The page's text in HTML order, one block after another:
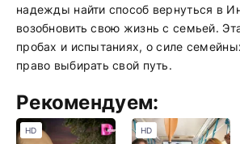
надежды найти способ вернуться в
возобновить свою жизнь с семьей.
пробах и испытаниях, о силе
право выбирать свой путь.
Рекомендуем:
HD HD